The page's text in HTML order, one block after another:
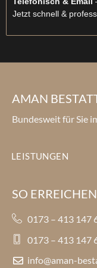
Jetzt schnell &
AMAN
Bundesweit für Sie
LEISTUNGEN
SO
0173 – 413 147
0173 – 413 147
info@aman-